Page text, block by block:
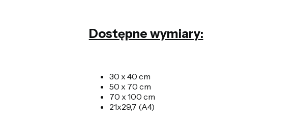
Dostępne wymiary:
30 x 40 cm
50 x 70 cm
70 x 100 cm
21x29,7 (A4)